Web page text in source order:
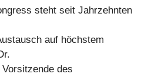
steht seit Jahrzehnten
auf höchstem
des